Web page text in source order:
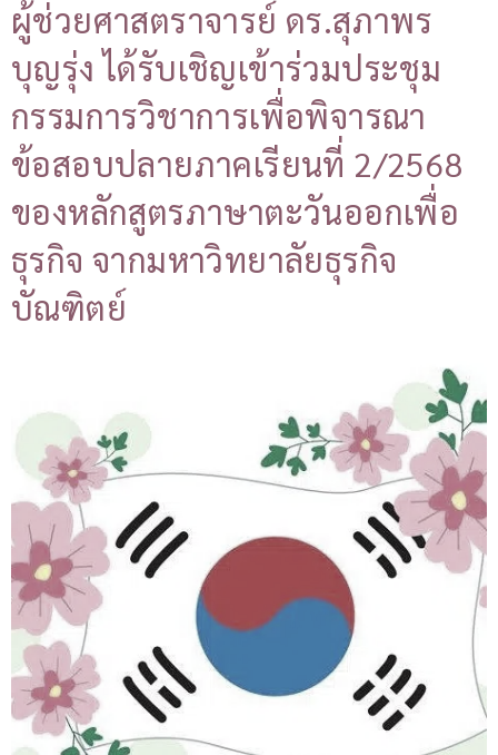
ผู้ช่วยศาสตราจารย์ ดร.สุภาพร
บุญรุ่ง ได้รับเชิญเข้าร่วมประชุม
กรรมการวิชาการเพื่อพิจารณา
ข้อสอบปลายภาคเรียนที่ 2/2568
ของหลักสูตรภาษาตะวันออกเพื่อ
ธุรกิจ จากมหาวิทยาลัยธุรกิจ
บัณฑิตย์